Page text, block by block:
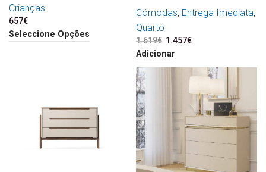
Crianças
657€
Seleccione Opções
Cómodas, Entrega Imediata,
Quarto
1.619€ O preço original era:
1.619€.
1.457€
Adicionar